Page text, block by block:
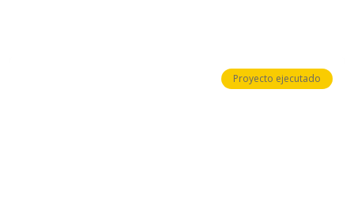
Proyecto ejecutado